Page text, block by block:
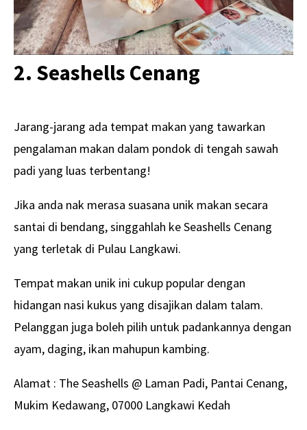
2. Seashells Cenang
Jarang-jarang ada tempat makan yang tawarkan
pengalaman makan dalam pondok di tengah sawah
padi yang luas terbentang!
Jika anda nak merasa suasana unik makan secara
santai di bendang, singgahlah ke Seashells Cenang
yang terletak di Pulau Langkawi.
Tempat makan unik ini cukup popular dengan
hidangan nasi kukus yang disajikan dalam talam.
Pelanggan juga boleh pilih untuk padankannya dengan
ayam, daging, ikan mahupun kambing.
Alamat : The Seashells @ Laman Padi, Pantai Cenang,
Mukim Kedawang, 07000 Langkawi Kedah